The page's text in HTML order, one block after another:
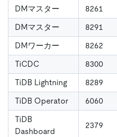
DMマスター
8261
DMマスター
8291
DMワーカー
8262
TiCDC
8300
TiDB Lightning
8289
TiDB Operator
6060
TiDB
Dashboard
2379